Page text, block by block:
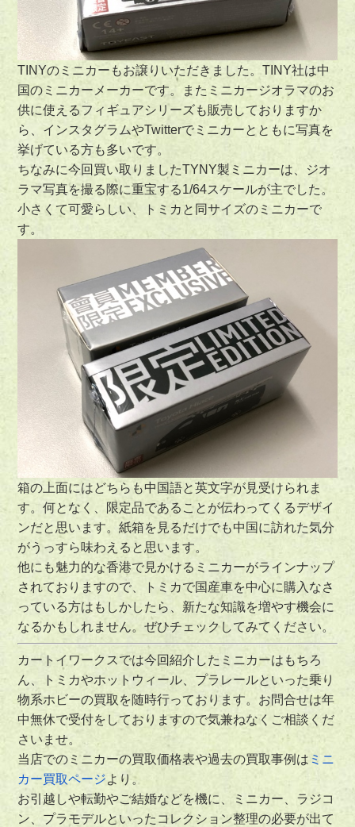
TINYのミニカーもお譲りいただきました。TINY社は中
国のミニカーメーカーです。またミニカージオラマのお
供に使えるフィギュアシリーズも販売しておりますか
ら、インスタグラムやTwitterでミニカーとともに写真を
挙げている方も多いです。
ちなみに今回買い取りましたTYNY製ミニカーは、ジオ
ラマ写真を撮る際に重宝する1/64スケールが主でした。
小さくて可愛らしい、トミカと同サイズのミニカーで
す。
箱の上面にはどちらも中国語と英文字が見受けられま
す。何となく、限定品であることが伝わってくるデザイ
ンだと思います。紙箱を見るだけでも中国に訪れた気分
がうっすら味わえると思います。
他にも魅力的な香港で見かけるミニカーがラインナップ
されておりますので、トミカで国産車を中心に購入なさ
っている方はもしかしたら、新たな知識を増やす機会に
なるかもしれません。ぜひチェックしてみてください。
カートイワークスでは今回紹介したミニカーはもちろ
ん、トミカやホットウィール、プラレールといった乗り
物系ホビーの買取を随時行っております。お問合せは年
中無休で受付をしておりますので気兼ねなくご相談くだ
さいませ。
当店でのミニカーの買取価格表や過去の買取事例は ミニ
カー買取ページより。
お引越しや転勤やご結婚などを機に、ミニカー、ラジコ
ン、プラモデルといったコレクション整理の必要が出て